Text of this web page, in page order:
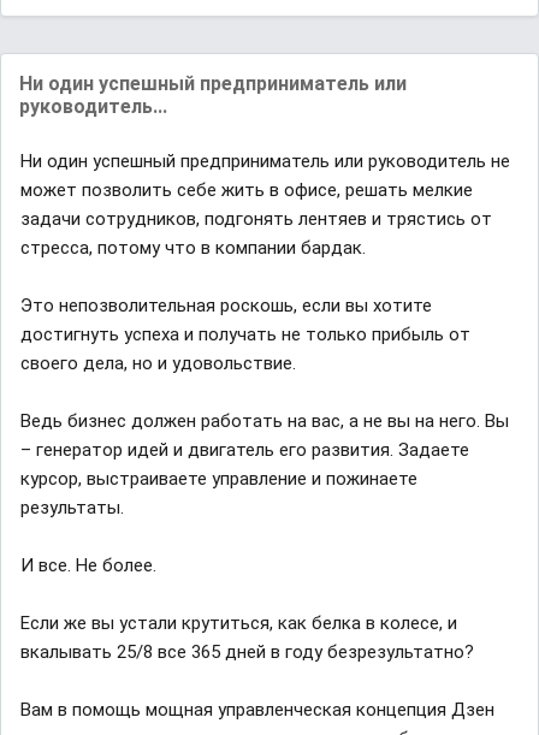
Ни один успешный предприниматель или
руководитель...
Ни один успешный предприниматель или руководитель не
может позволить себе жить в офисе, решать мелкие
задачи сотрудников, подгонять лентяев и трястись от
стресса, потому что в компании бардак.
Это непозволительная роскошь, если вы хотите
достигнуть успеха и получать не только прибыль от
своего дела, но и удовольствие.
Ведь бизнес должен работать на вас, а не вы на него. Вы
– генератор идей и двигатель его развития. Задаете
курсор, выстраиваете управление и пожинаете
результаты.
И все. Не более.
Если же вы устали крутиться, как белка в колесе, и
вкалывать 25/8 все 365 дней в году безрезультатно?
Вам в помощь мощная управленческая концепция Дзен